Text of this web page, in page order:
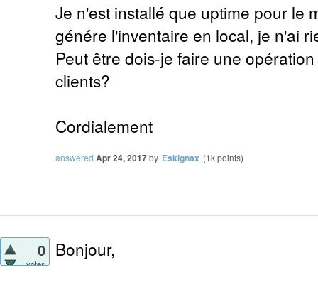
Je n'est installé que uptime pour le
génére l'inventaire en local, je n'ai
Peut être dois-je faire une
clients?
Cordialement
answered Apr 24, 2017by Eskignax (1kpoints)
0
votes
Bonjour,